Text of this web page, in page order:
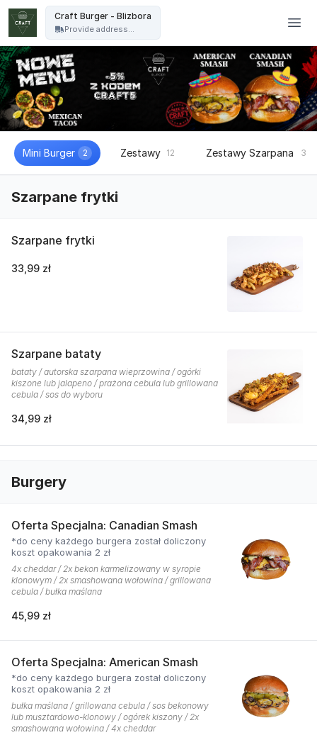
Craft Burger - Blizbora
Provide address...
Mini Burger 2 Zestawy 12 Zestawy Szarpana 3
Szarpane frytki
Szarpane frytki
33,99 zł
Szarpane bataty
bataty / autorska szarpana wieprzowina / ogórki
kiszone lub jalapeno / prażona cebula lub grillowana
cebula / sos do wyboru
34,99 zł
Burgery
Oferta Specjalna: Canadian Smash
*do ceny każdego burgera został doliczony
koszt opakowania 2 zł
4x cheddar / 2x bekon karmelizowany w syropie
klonowym / 2x smashowana wołowina / grillowana
cebula / bułka maślana
45,99 zł
Oferta Specjalna: American Smash
*do ceny każdego burgera został doliczony
koszt opakowania 2 zł
bułka maślana / grillowana cebula / sos bekonowy
lub musztardowo-klonowy / ogórek kiszony / 2x
smashowana wołowina / 4x cheddar